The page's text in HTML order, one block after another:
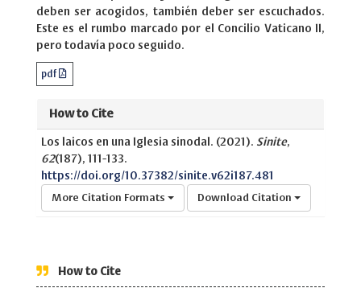
deben ser acogidos, también deber ser escuchados.
Este es el rumbo marcado por el Concilio Vaticano II,
pero todavía poco seguido.
pdf
How to Cite
Los laicos en una Iglesia sinodal. (2021). Sinite,
62(187), 111-133.
https://doi.org/10.37382/sinite.v62i187.481
More Citation Formats Download Citation
How to Cite